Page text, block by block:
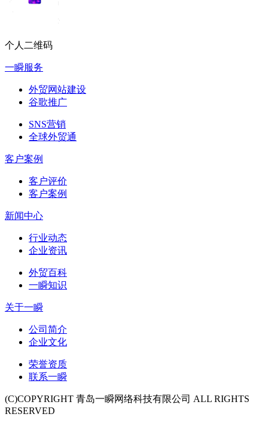
个人二维码
一瞬服务
外贸网站建设
谷歌推广
SNS营销
全球外贸通
客户案例
客户评价
客户案例
新闻中心
行业动态
企业资讯
外贸百科
一瞬知识
关于一瞬
公司简介
企业文化
荣誉资质
联系一瞬
(C)COPYRIGHT 青岛一瞬网络科技有限公司 ALL RIGHTS
RESERVED